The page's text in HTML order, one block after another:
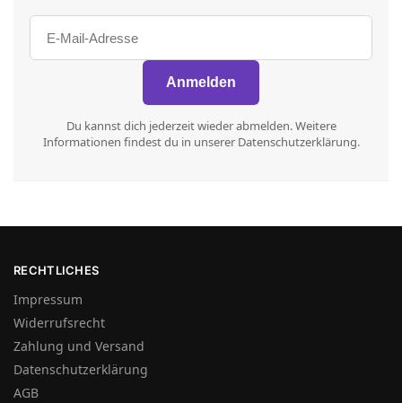
Du kannst dich jederzeit wieder abmelden. Weitere
Informationen findest du in unserer Datenschutzerklärung.
RECHTLICHES
Impressum
Widerrufsrecht
Zahlung und Versand
Datenschutzerklärung
AGB